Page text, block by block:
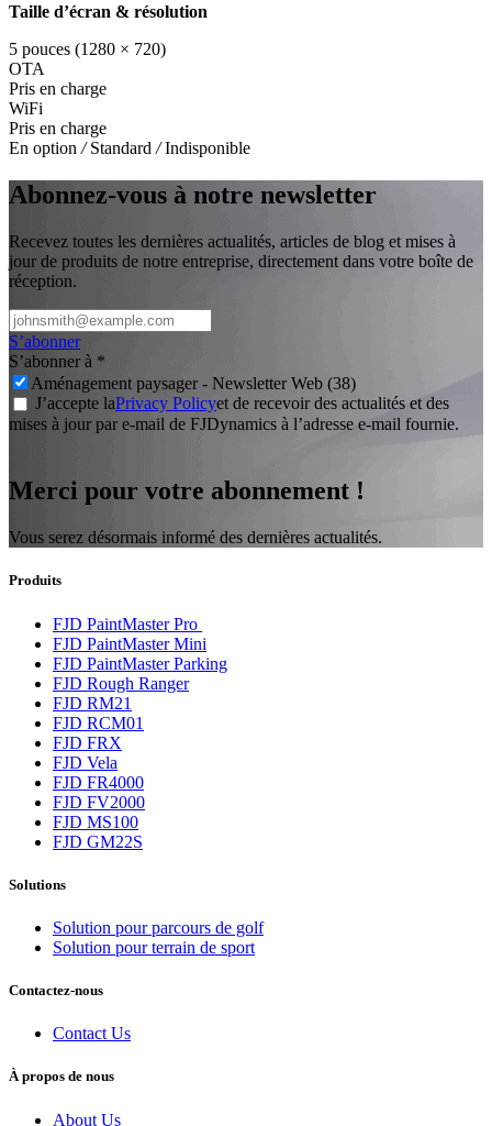
Taille d’écran & résolution
5 pouces (1280 × 720)
OTA
Pris en charge
WiFi
Pris en charge
En option / Standard / Indisponible
Abonnez-vous à notre newsletter
Recevez toutes les dernières actualités, articles de blog et mises à
jour de produits de notre entreprise, directement dans votre boîte de
réception.
S’abonner
S’abonner à *
Aménagement paysager - Newsletter Web (38)
J’accepte laPrivacy Policyet de recevoir des actualités et des
mises à jour par e-mail de FJDynamics à l’adresse e-mail fournie.
Merci pour votre abonnement !
Vous serez désormais informé des dernières actualités.
Produits
FJD PaintMaster Pro
FJD PaintMaster Mini
FJD PaintMaster Parking
FJD Rough Ranger
FJD RM21
FJD RCM01
FJD FRX
FJD Vela
FJD FR4000
FJD FV2000
FJD MS100
FJD GM22S
Solutions
Solution pour parcours de golf
Solution pour terrain de sport
Contactez-nous
Contact Us
À propos de nous
About Us